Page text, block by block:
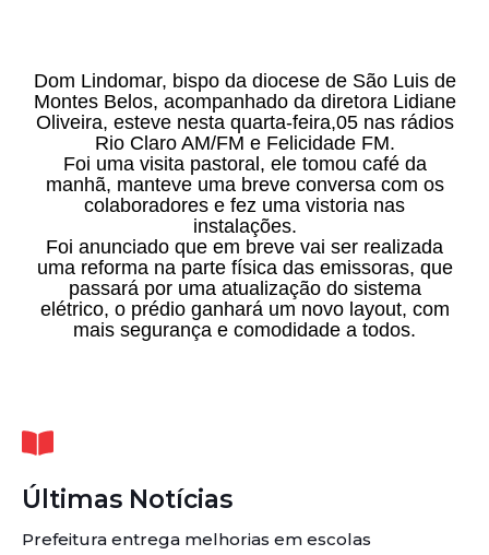
Dom Lindomar, bispo da diocese de São Luis de
Montes Belos, acompanhado da diretora Lidiane
Oliveira, esteve nesta quarta-feira,05 nas rádios
Rio Claro AM/FM e Felicidade FM.
Foi uma visita pastoral, ele tomou café da
manhã, manteve uma breve conversa com os
colaboradores e fez uma vistoria nas
instalações.
Foi anunciado que em breve vai ser realizada
uma reforma na parte física das emissoras, que
passará por uma atualização do sistema
elétrico, o prédio ganhará um novo layout, com
mais segurança e comodidade a todos.
Últimas Notícias
Prefeitura entrega melhorias em escolas